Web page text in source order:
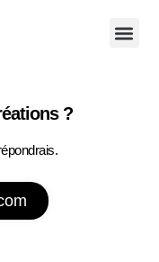
?